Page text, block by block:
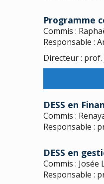
Programme
Commis :
Responsable :
Directeur :
DESS en
Commis :
Responsable :
DESS en
Commis : Josée
Responsable :